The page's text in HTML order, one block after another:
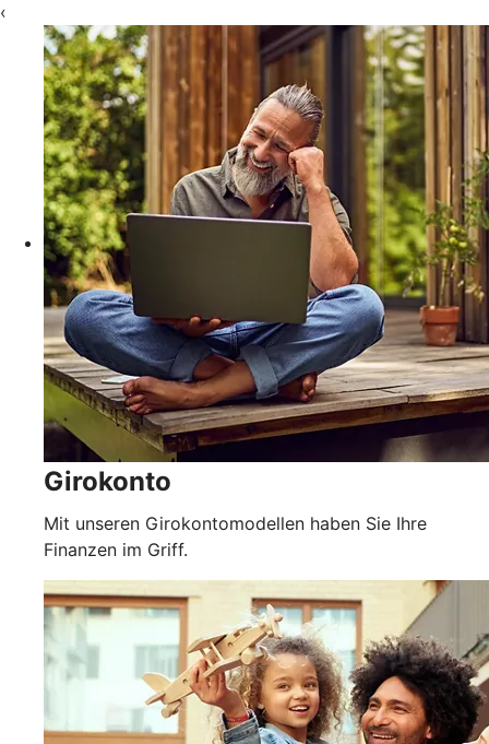
‹
Girokonto
Mit unseren Girokontomodellen haben Sie Ihre
Finanzen im Griff.